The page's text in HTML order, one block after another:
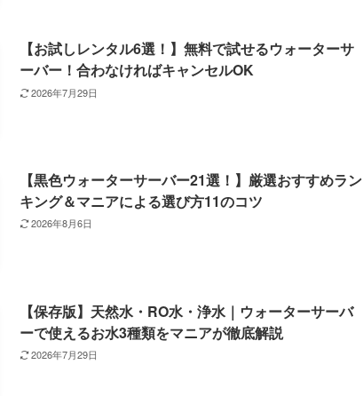
【お試しレンタル6選！】無料で試せるウォーターサ
ーバー！合わなければキャンセルOK
2026年7月29日
【黒色ウォーターサーバー21選！】厳選おすすめラン
キング＆マニアによる選び方11のコツ
2026年8月6日
【保存版】天然水・RO水・浄水｜ウォーターサーバ
ーで使えるお水3種類をマニアが徹底解説
2026年7月29日